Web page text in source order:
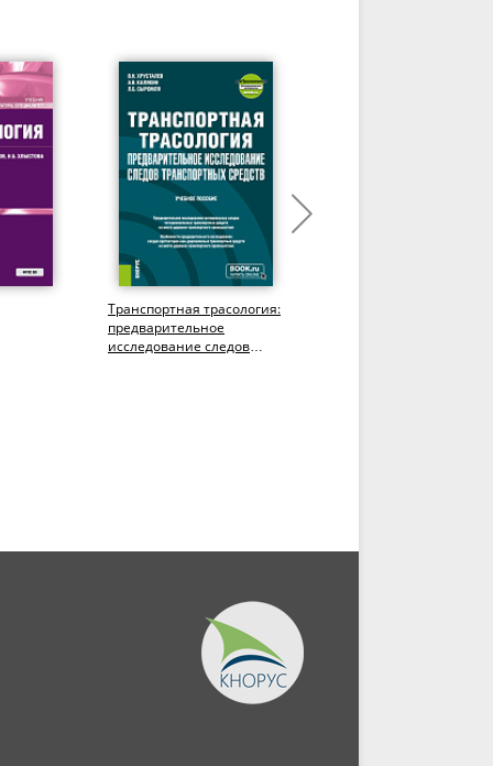
Транспортная трасология:
предварительное
исследование следов